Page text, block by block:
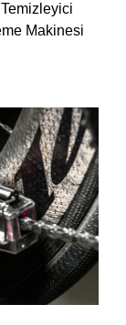
Makinesi